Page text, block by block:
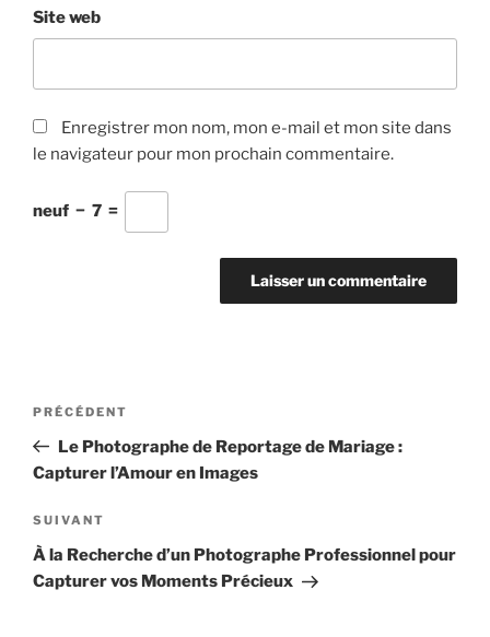
Site web
Enregistrer mon nom, mon e-mail et mon site dans
le navigateur pour mon prochain commentaire.
neuf − 7 =
Navigation
l’article
Article
précédent
PRÉCÉDENT
Le Photographe de Reportage de Mariage :
Capturer l’Amour en Images
Article
suivant
SUIVANT
À la Recherche d’un Photographe Professionnel pour
Capturer vos Moments Précieux